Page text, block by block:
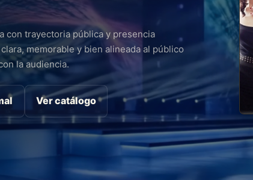
con trayectoria pública y presencia
memorable y bien alineada al público
la audiencia.
Ver catálogo